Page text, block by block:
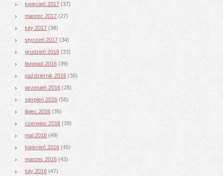
kwiecień 2017 (37)
marzec 2017 (27)
luty 2017 (38)
styczeń 2017 (34)
grudzień 2016 (33)
listopad 2016 (39)
październik 2016 (36)
wrzesień 2016 (28)
sierpień 2016 (55)
lipiec 2016 (35)
czerwiec 2016 (39)
maj 2016 (49)
kwiecień 2016 (45)
marzec 2016 (42)
luty 2016 (47)